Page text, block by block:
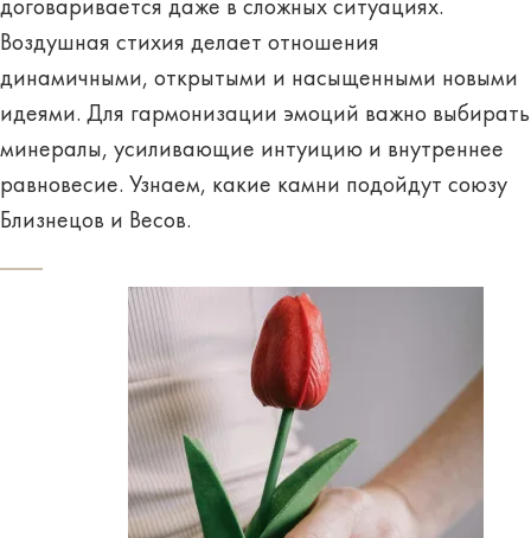
договаривается даже в сложных ситуациях.
Воздушная стихия делает отношения
динамичными, открытыми и насыщенными новыми
идеями. Для гармонизации эмоций важно выбирать
минералы, усиливающие интуицию и внутреннее
равновесие. Узнаем, какие камни подойдут союзу
Близнецов и Весов.